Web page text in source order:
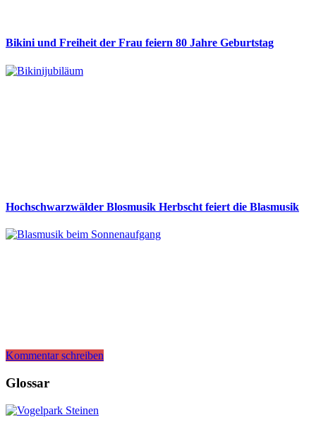
Bikini und Freiheit der Frau feiern 80 Jahre Geburtstag
Hochschwarzwälder Blosmusik Herbscht feiert die Blasmusik
Kommentar schreiben
Glossar